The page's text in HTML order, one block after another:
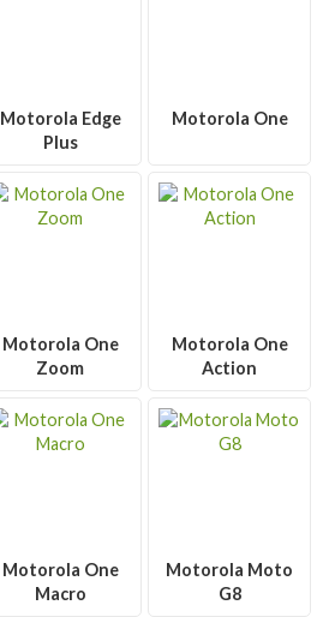
Motorola Edge
Plus
Motorola One
Motorola One
Zoom
Motorola One
Action
Motorola One
Macro
Motorola Moto
G8